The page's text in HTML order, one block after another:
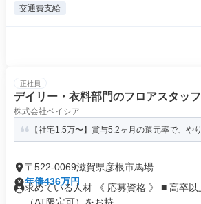
交通費支給
正社員
デイリー・衣料部門のフロアスタッフ
株式会社ベイシア
【社宅1.5万〜】賞与5.2ヶ月の還元率で、や
〒522-0069滋賀県彦根市馬場
年俸436万円
求めている人材 《 応募資格 》 ■ 高卒